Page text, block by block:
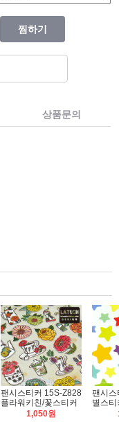
찜하기
상품문의
팬시스티커 15S-Z828
플라워키친/꽃스티커
1,050원
팬시스
별스티